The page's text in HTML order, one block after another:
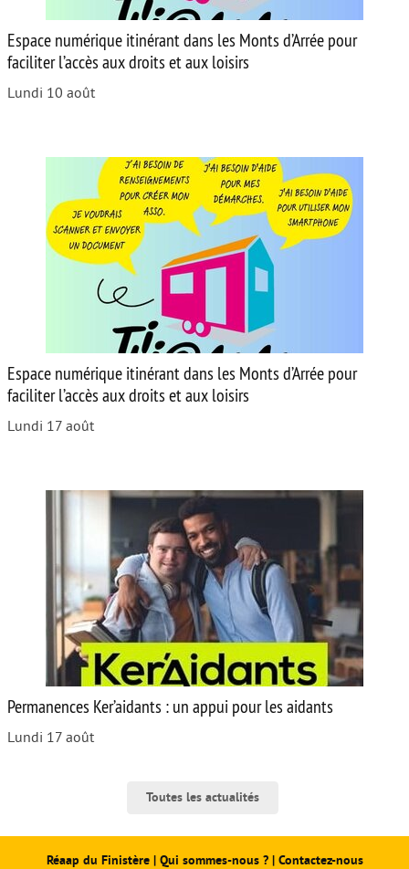
Espace numérique itinérant dans les Monts d’Arrée pour
faciliter l’accès aux droits et aux loisirs
Lundi 10 août
Espace numérique itinérant dans les Monts d’Arrée pour
faciliter l’accès aux droits et aux loisirs
Lundi 17 août
Permanences Ker’aidants : un appui pour les aidants
Lundi 17 août
Toutes les actualités
Réaap du Finistère| Qui sommes-nous ? | Contactez-nous